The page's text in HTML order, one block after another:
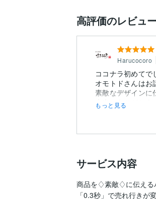
高評価のレビュー
Harucocoro
ココナラ初めてで
オモトドさんはお
素敵なデザインに
本当にありがとう
もっと見る
サービス内容
商品を♢素敵♢に伝える
「0.3秒」で売れ行きが